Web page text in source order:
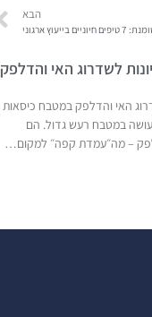
הבא
ארגוני
לשדרוג האי והדלפק
האי והדלפק במטבח כיסאות
במטבח רעש גדול. הם
– מה״עמדת קפה״ למקום…